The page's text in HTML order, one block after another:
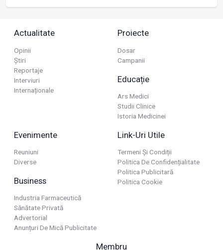
Actualitate
Opinii
Știri
Reportaje
Interviuri
Internaționale
Proiecte
Dosar
Campanii
Educație
Ars Medici
Studii Clinice
Istoria Medicinei
Evenimente
Reuniuni
Diverse
Business
Industria Farmaceutică
Sănătate Privată
Advertorial
Anunțuri De Mică Publicitate
Link-Uri Utile
Termeni Și Condiții
Politica De Confidențialitate
Politica Publicitară
Politica Cookie
Membru